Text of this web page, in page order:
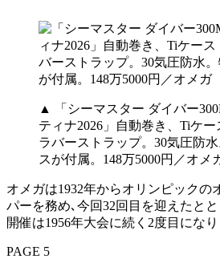
▲ 「シーマスター ダイバー
ティナ2026」自動巻き、Tiケー
ラバーストラップ。30気圧防
スが付属。148万5000円／オメ
オメガは1932年からオリンピックの
パーを務め､今回32回目を迎えたと
開催は1956年大会に続く2度目になり
PAGE 5